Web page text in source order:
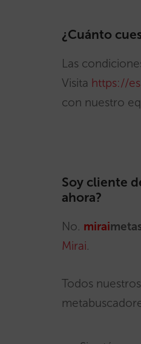
¿Cuánto
Las
Visita https://
con nuestro
Soy cliente
ahora?
No. mirai
Mirai.
Todos